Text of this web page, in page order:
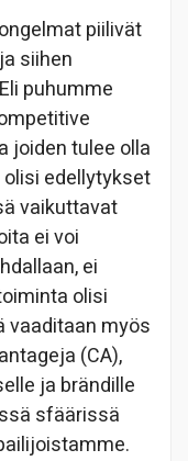
piilivät
siihen
puhumme
joiden tulee olla
edellytykset
vaikuttavat
ei voi
ei
olisi
vaaditaan myös
(CA),
ja brändille
sfäärissä